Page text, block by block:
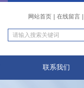
网站首页 在线留言
联系我们